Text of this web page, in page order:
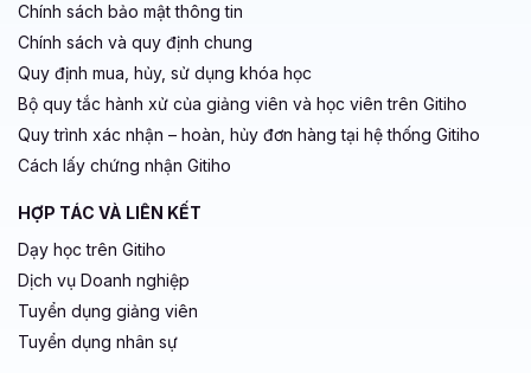
Chính sách bảo mật thông tin
Chính sách và quy định chung
Quy định mua, hủy, sử dụng khóa học
Bộ quy tắc hành xử của giảng viên và học viên trên Gitiho
Quy trình xác nhận – hoàn, hủy đơn hàng tại hệ thống Gitiho
Cách lấy chứng nhận Gitiho
HỢP TÁC VÀ LIÊN KẾT
Dạy học trên Gitiho
Dịch vụ Doanh nghiệp
Tuyển dụng giảng viên
Tuyển dụng nhân sự